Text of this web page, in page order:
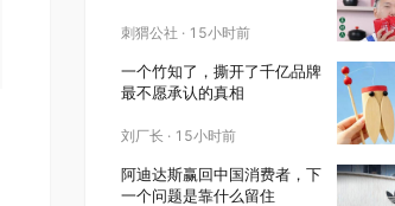
刺猬公社 · 15小时前
一个竹知了，撕开了千亿品牌
最不愿承认的真相
刘厂长 · 15小时前
阿迪达斯赢回中国消费者，下
一个问题是靠什么留住